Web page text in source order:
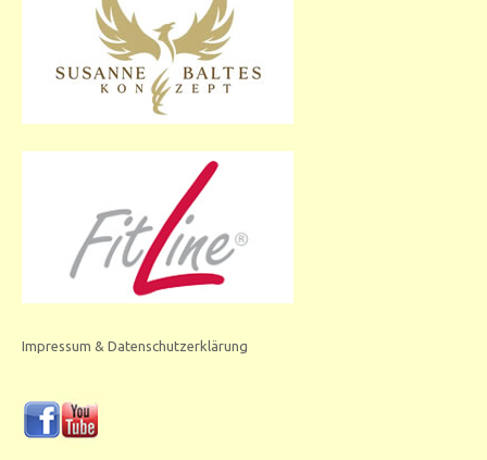
Impressum & Datenschutzerklärung